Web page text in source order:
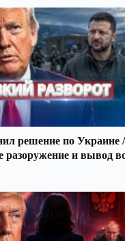
решение по Украине /
разоружение и вывод